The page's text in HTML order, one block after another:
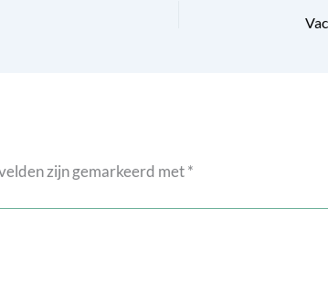
zijn gemarkeerd met*